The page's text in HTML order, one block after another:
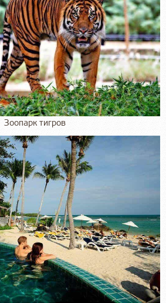
Зоопарк тигров